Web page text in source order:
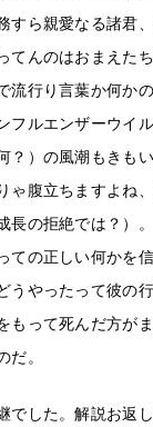
すら親愛なる諸君
てんのはおまえた
流行り言葉か何か
フルエンザーウイ
？）の風潮もきも
ゃ腹立ちますよね
長の拒絶では？）。
ての正しい何かを
うやったって彼の
もって死んだ方が
だ。
でした。解説お返